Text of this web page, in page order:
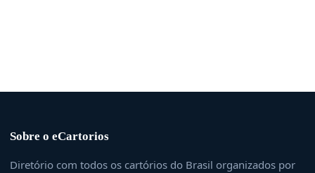
Sobre o eCartorios
Diretório com todos os cartórios do Brasil organizados por